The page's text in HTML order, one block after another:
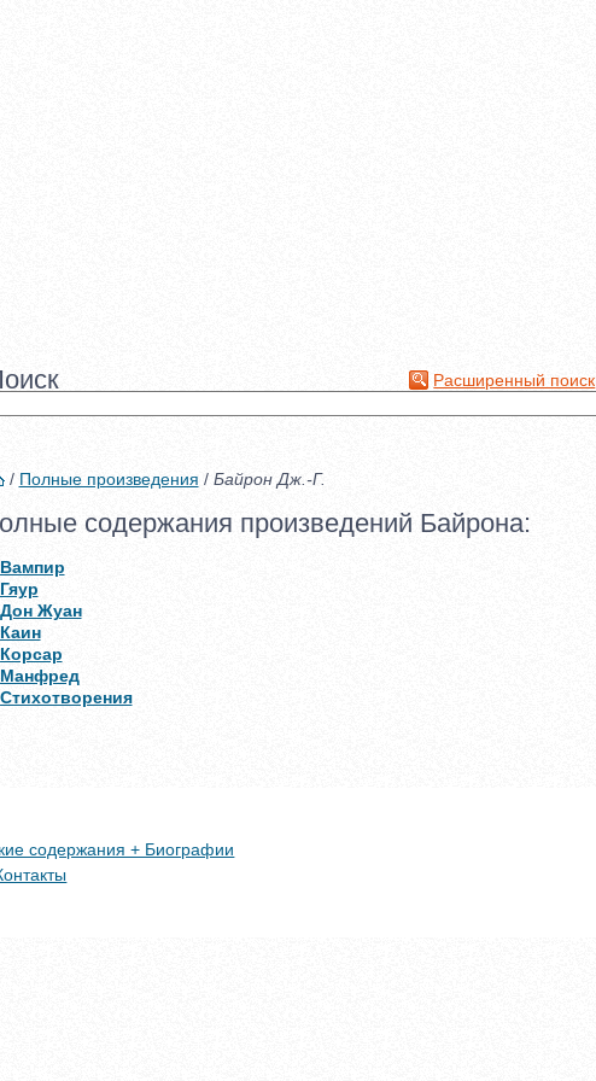
Расширенный поиск
/ Полные произведения / Байрон Дж.-Г.
содержания произведений Байрона:
Вампир
Гяур
Дон Жуан
Каин
Корсар
Манфред
Стихотворения
содержания + Биографии